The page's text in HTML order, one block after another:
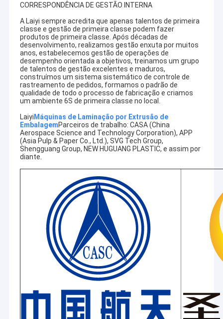
CORRESPONDÊNCIA DE GESTÃO INTERNA
A Laiyi sempre acredita que apenas talentos de primeira
classe e gestão de primeira classe podem fazer
produtos de primeira classe. Após décadas de
desenvolvimento, realizamos gestão enxuta por muitos
anos, estabelecemos gestão de operações de
desempenho orientada a objetivos, treinamos um grupo
de talentos de gestão excelentes e maduros,
construímos um sistema sistemático de controle de
rastreamento de pedidos, formamos o padrão de
qualidade de todo o processo de fabricação e criamos
um ambiente 6S de primeira classe no local.
Laiyi Máquinas de Laminação por Extrusão de
EmbalagemParceiros de trabalho: CASA (China
Aerospace Science and Technology Corporation), APP
(Asia Pulp & Paper Co., Ltd.), SVG Tech Group,
Shengguang Group, NEW HUGUANG PLASTIC, e assim por
diante.